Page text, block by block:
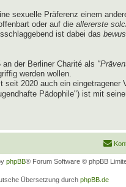
sexuelle Präferenz einem
oder auf die allererste
ist dabei das
an der Berliner Charité als
werden wollen.
seit 2020 auch ein eingetragener
Pädophile") ist mit
phpBB® Forum Software © phpBB
Übersetzung durch phpBB.de